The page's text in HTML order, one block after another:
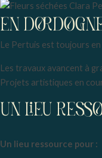
EN
Le Pertuis est toujours
Les travaux avancent à
Projets artistiques en
UN LIEU
Un lieu ressource pour :